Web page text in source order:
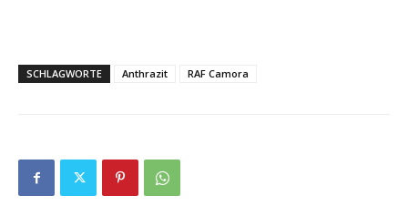
SCHLAGWORTE Anthrazit RAF Camora